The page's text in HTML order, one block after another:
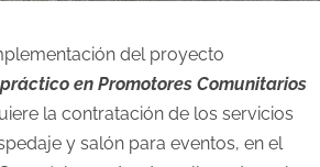
del proyecto
en Promotores Comunitarios
la contratación de los servicios
y salón para eventos, en el